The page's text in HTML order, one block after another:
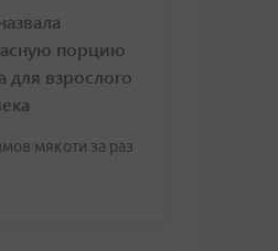
порцию
для взрослого
мякоти за раз